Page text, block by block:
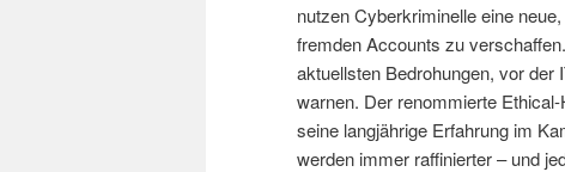
nutzen Cyberkriminelle eine
fremden Accounts zu
aktuellsten Bedrohungen, vor
warnen. Der renommierte
seine langjährige Erfahrung im
werden immer raffinierter – und